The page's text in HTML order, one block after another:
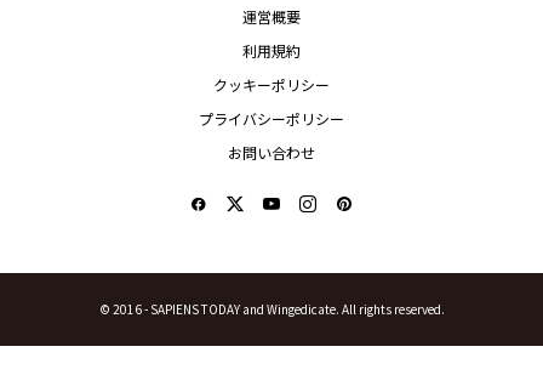
運営概要
利用規約
クッキーポリシー
プライバシーポリシー
お問い合わせ
© 2016 -SAPIENS TODAY and Wingedicate. All rights reserved.